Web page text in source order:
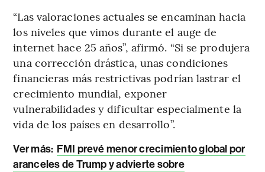
“Las valoraciones actuales se encaminan hacia
los niveles que vimos durante el auge de
internet hace 25 años”, afirmó. “Si se produjera
una corrección drástica, unas condiciones
financieras más restrictivas podrían lastrar el
crecimiento mundial, exponer
vulnerabilidades y dificultar especialmente la
vida de los países en desarrollo”.
Ver más: FMI prevé menor crecimiento global por
aranceles de Trump y advierte sobre